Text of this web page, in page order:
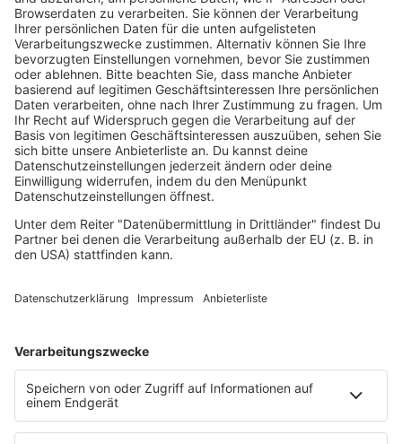
Wie kann man einen Podcast abonnieren?
Auf den meisten Smartphones ist eine Podcast App
vorinstalliert, die ihr benutzen könnt. Für Android und
iOS gibt es zusätzlich verschiedene kostenlose Apps wie
testet mal, welche Bedienung euch am besten gefällt.
Wenn ihr einen TuneIn, Spotify oder Deezer Account
abonnieren.
Seite anhören.
Direkt Abonnieren: